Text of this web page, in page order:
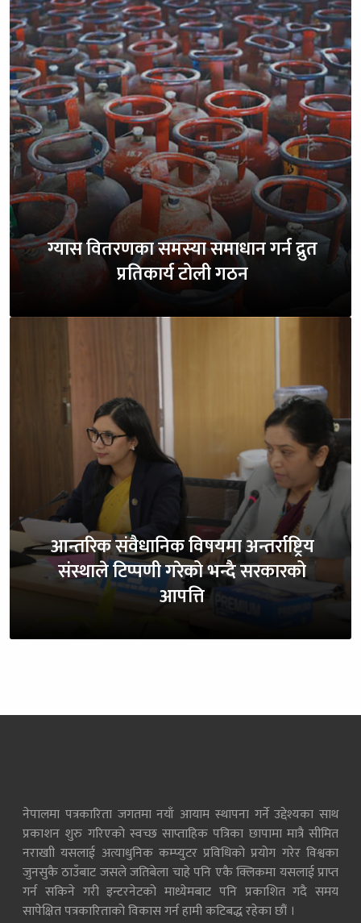
ग्यास वितरणका समस्या समाधान गर्न द्रुत
प्रतिकार्य टोली गठन
आन्तरिक संवैधानिक विषयमा अन्तर्राष्ट्रिय
संस्थाले टिप्पणी गरेको भन्दै सरकारको
आपत्ति
नेपालमा पत्रकारिता जगतमा नयाँ आयाम स्थापना गर्ने उद्देश्यका साथ
प्रकाशन शुरु गरिएको स्वच्छ साप्ताहिक पत्रिका छापामा मात्रै सीमित
नराखाी यसलाई अत्याधुनिक कम्प्युटर प्रविधिको प्रयोग गरेर विश्वका
जुनसुकै ठाउँबाट जसले जतिबेला चाहे पनि एकै क्लिकमा यसलाई प्राप्त
गर्न सकिने गरी इन्टरनेटको माध्येमबाट पनि प्रकाशित गदै समय
सापेक्षित पत्रकारिताको विकास गर्न हामी कटिबद्ध रहेका छौं ।